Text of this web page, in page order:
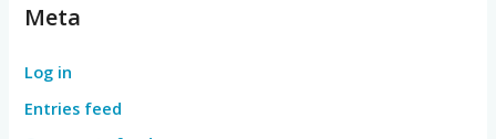
Meta
Log in
Entries feed